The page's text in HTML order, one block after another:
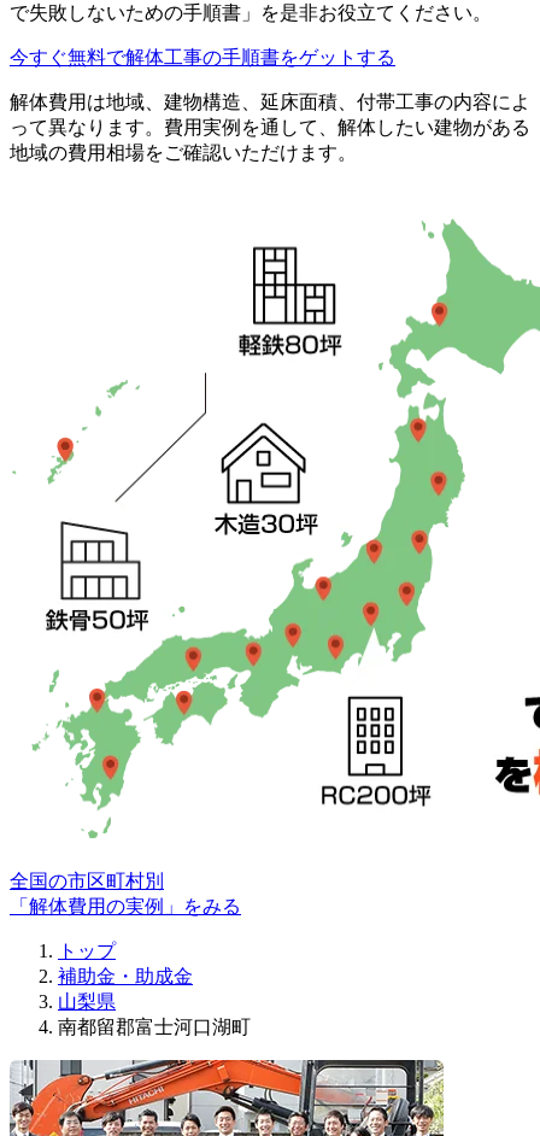
で失敗しないための手順書」を是非お役立てください。
今すぐ無料で解体工事の手順書をゲットする
解体費用は地域、建物構造、延床面積、付帯工事の内容によ
って異なります。費用実例を通して、解体したい建物がある
地域の費用相場をご確認いただけます。
全国の市区町村別
「解体費用の実例」をみる
トップ
補助金・助成金
山梨県
南都留郡富士河口湖町